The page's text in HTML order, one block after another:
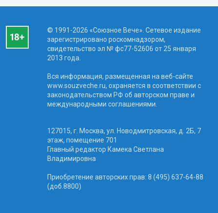
© 1991-2026 «Союзное Вече». Сетевое издание
зарегистрировано роскомнадзором,
свидетельство эл № фc77-52606 от 25 января
2013 года.
Вся информация, размещенная на веб-сайте
www.souzveche.ru, охраняется в соответствии с
законодательством РФ об авторском праве и
международными соглашениями.
127015, г. Москва, ул. Новодмитровская, д. 2Б, 7
этаж, помещение 701
Главный редактор Камека Светлана
Владимировна
Приобретение авторских прав: 8 (495) 637-64-88
(доб.8800)